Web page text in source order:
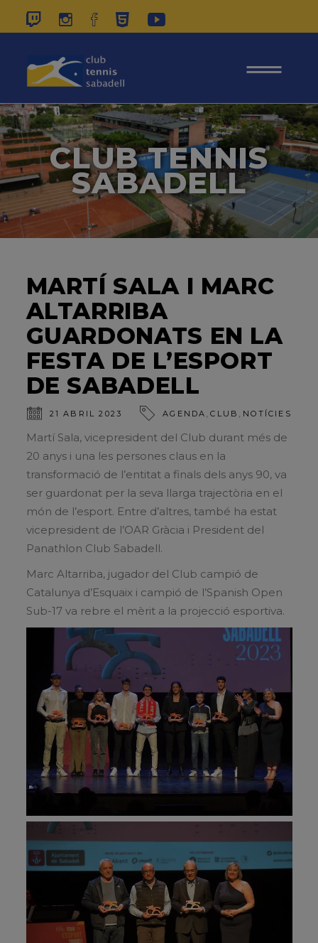
CLUB TENNIS
SABADELL
MARTÍ SALA I MARC
ALTARRIBA
GUARDONATS EN LA
FESTA DE L’ESPORT
DE SABADELL
21 ABRIL 2023 AGENDA ,CLUB NOTÍCIES
Martí Sala, vicepresident del Club durant més de
20 anys i una les persones claus en la
transformació de l’entitat a finals dels anys 90, va
ser guardonat per la seva llarga trajectòria en el
món de l’esport. Entre d’altres, també ha estat
vicepresident de l’OAR Gràcia i President del
Panathlon Club Sabadell.
Marc Altarriba, jugador del Club campió de
Catalunya d’Esquaix i campió de l’Spanish Open
Sub-17 va rebre el mèrit a la projecció esportiva.